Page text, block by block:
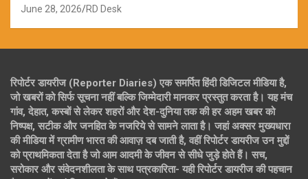
June 28, 2026 RD Desk
रिपोर्टर डायरीज (Reporter Diaries) एक समर्पित हिंदी डिजिटल मीडिया है,
जो खबरों को सिर्फ सूचना नहीं बल्कि जिम्मेदारी मानकर प्रस्तुत करता है। यह मंच
गांव, देहात, कस्बों से लेकर शहरों और देश-दुनिया तक की हर अहम खबर को
निष्पक्ष, सटीक और जनहित के नजरिये से सामने लाता है। जहां अक्सर मुख्यधारा
की मीडिया में ग्रामीण भारत की आवाज़ दब जाती है, वहीं रिपोर्टर डायरीज उन मुद्दों
को प्राथमिकता देता है जो आम आदमी के जीवन से सीधे जुड़े होते हैं। सच,
सरोकार और संवेदनशीलता के साथ पत्रकारिता- यही रिपोर्टर डायरीज की पहचान